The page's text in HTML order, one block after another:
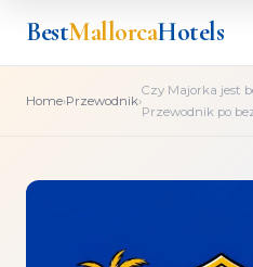
BestMallorcaHotels
Home›Przewodnik›
Czy Majorka jest
Przewodnik po